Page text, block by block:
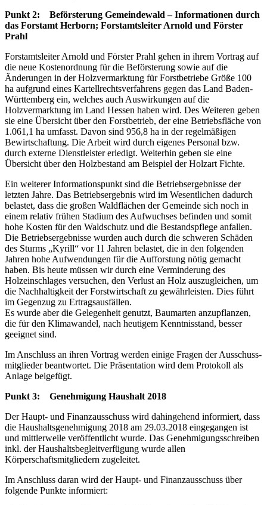
Punkt 2: Beförsterung Gemeindewald – Informationen durch
das Forstamt Herborn; Forstamtsleiter Arnold und Förster
Prahl
Forstamtsleiter Arnold und Förster Prahl gehen in ihrem Vortrag auf
die neue Kostenordnung für die Beförsterung sowie auf die
Änderungen in der Holzvermarktung für Forstbetriebe Größe 100
ha aufgrund eines Kartellrechtsverfahrens gegen das Land Baden-
Württemberg ein, welches auch Auswirkungen auf die
Holzvermarktung im Land Hessen haben wird. Des Weiteren geben
sie eine Übersicht über den Forstbetrieb, der eine Betriebsfläche von
1.061,1 ha umfasst. Davon sind 956,8 ha in der regelmäßigen
Bewirtschaftung. Die Arbeit wird durch eigenes Personal bzw.
durch externe Dienstleister erledigt. Weiterhin geben sie eine
Übersicht über den Holzbestand am Beispiel der Holzart Fichte.
Ein weiterer Informationspunkt sind die Betriebsergebnisse der
letzten Jahre. Das Betriebsergebnis wird im Wesentlichen dadurch
belastet, dass die großen Waldflächen der Gemeinde sich noch in
einem relativ frühen Stadium des Aufwuchses befinden und somit
hohe Kosten für den Waldschutz und die Bestandspflege anfallen.
Die Betriebsergebnisse wurden auch durch die schweren Schäden
des Sturms „Kyrill“ vor 11 Jahren belastet, die in den folgenden
Jahren hohe Aufwendungen für die Aufforstung nötig gemacht
haben. Bis heute müssen wir durch eine Verminderung des
Holzeinschlages versuchen, den Verlust an Holz auszugleichen, um
die Nachhaltigkeit der Forstwirtschaft zu gewährleisten. Dies führt
im Gegenzug zu Ertragsausfällen.
Es wurde aber die Gelegenheit genutzt, Baumarten anzupflanzen,
die für den Klimawandel, nach heutigem Kenntnisstand, besser
geeignet sind.
Im Anschluss an ihren Vortrag werden einige Fragen der Ausschuss-
mitglieder beantwortet. Die Präsentation wird dem Protokoll als
Anlage beigefügt.
Punkt 3: Genehmigung Haushalt 2018
Der Haupt- und Finanzausschuss wird dahingehend informiert, dass
die Haushaltsgenehmigung 2018 am 29.03.2018 eingegangen ist
und mittlerweile veröffentlicht wurde. Das Genehmigungsschreiben
inkl. der Haushaltsbegleitverfügung wurde allen
Körperschaftsmitgliedern zugeleitet.
Im Anschluss daran wird der Haupt- und Finanzausschuss über
folgende Punkte informiert: